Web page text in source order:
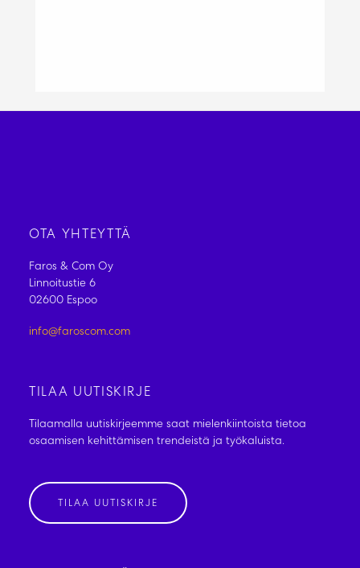
OTA YHTEYTTÄ
Faros & Com Oy
Linnoitustie 6
02600 Espoo
info@faroscom.com
TILAA UUTISKIRJE
Tilaamalla uutiskirjeemme saat mielenkiintoista tietoa
osaamisen kehittämisen trendeistä ja työkaluista.
TILAA UUTISKIRJE